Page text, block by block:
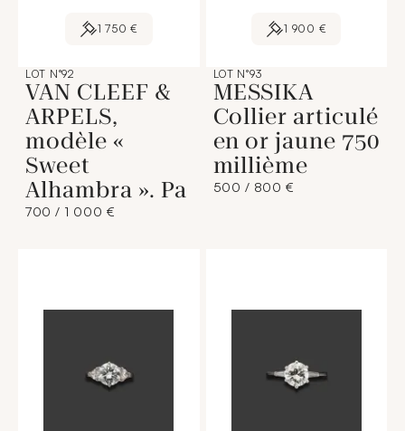
1 750 €
LOT N°92
VAN CLEEF &
ARPELS,
modèle «
Sweet
Alhambra ». Pa
700 / 1 000 €
1 900 €
LOT N°93
MESSIKA
Collier articulé
en or jaune 750
millième
500 / 800 €